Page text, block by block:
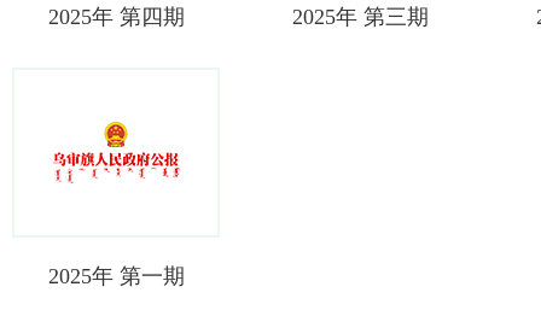
2025年 第四期 2025年 第三期
2025年 第一期